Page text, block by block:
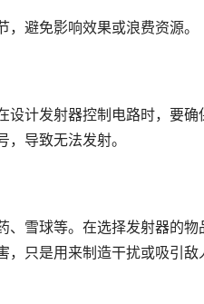
避免影响效果或浪费资源。
计发射器控制电路时，要
导致无法发射。
雪球等。在选择发射器的
只是用来制造干扰或吸引敌